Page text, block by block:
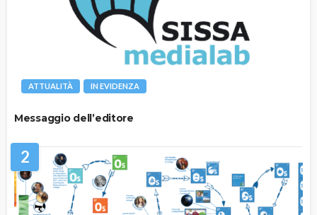
ATTUALITÀ IN EVIDENZA
Messaggio dell’editore
2